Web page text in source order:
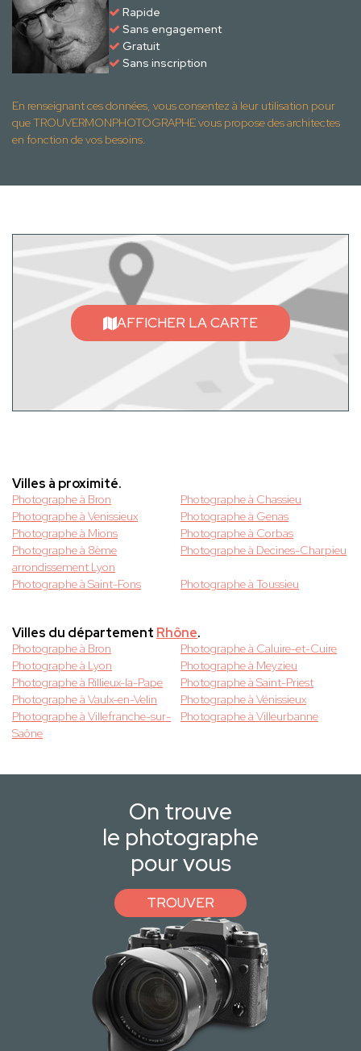
Rapide
Sans engagement
Gratuit
Sans inscription
En renseignant ces données, vous consentez à leur utilisation pour
que TROUVERMONPHOTOGRAPHE vous propose des architectes
en fonction de vos besoins.
AFFICHER LA CARTE
Villes à proximité.
Photographe à Bron
Photographe à Chassieu
Photographe à Venissieux
Photographe à Genas
Photographe à Mions
Photographe à Corbas
Photographe à 8ème
arrondissement Lyon
Photographe à Decines-Charpieu
Photographe à Saint-Fons Photographe à Toussieu
Villes du département Rhône.
Photographe à Bron
Photographe à Caluire-et-Cuire
Photographe à Lyon
Photographe à Meyzieu
Photographe à Rillieux-la-Pape
Photographe à Saint-Priest
Photographe à Vaulx-en-Velin
Photographe à Vénissieux
Photographe à Villefranche-sur-
Saône
Photographe à Villeurbanne
On trouve
le photographe
pour vous
TROUVER